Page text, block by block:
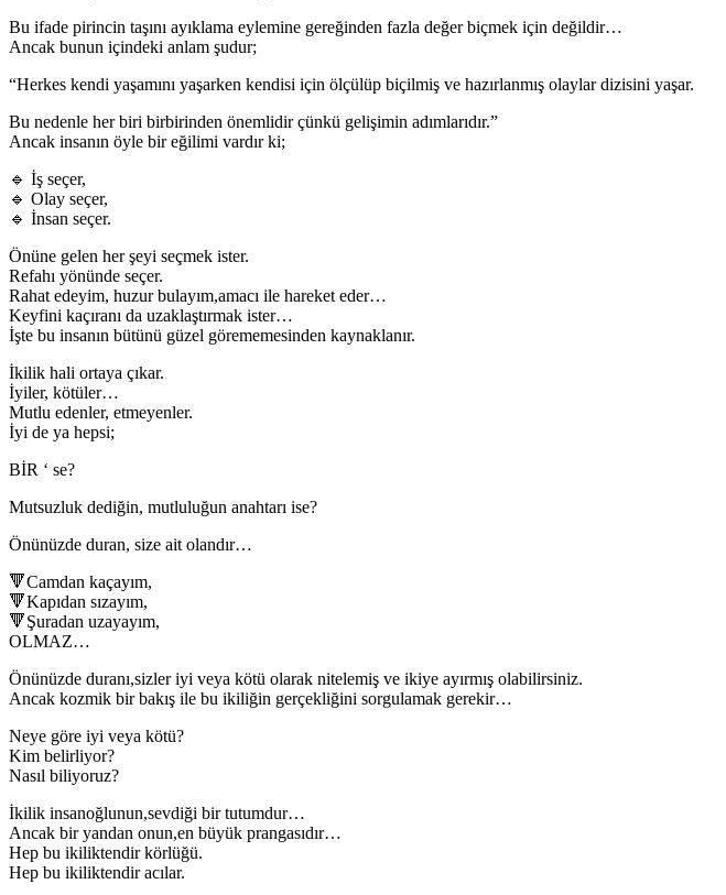
Bu ifade pirincin taşını ayıklama eylemine gereğinden fazla değer biçmek için değildir…
Ancak bunun içindeki anlam şudur;
“Herkes kendi yaşamını yaşarken kendisi için ölçülüp biçilmiş ve hazırlanmış olaylar dizisini yaşar.
Bu nedenle her biri birbirinden önemlidir çünkü gelişimin adımlarıdır.”
Ancak insanın öyle bir eğilimi vardır ki;
🔹 İş seçer,
🔹 Olay seçer,
🔹 İnsan seçer.
Önüne gelen her şeyi seçmek ister.
Refahı yönünde seçer.
Rahat edeyim, huzur bulayım,amacı ile hareket eder…
Keyfini kaçıranı da uzaklaştırmak ister…
İşte bu insanın bütünü güzel görememesinden kaynaklanır.
İkilik hali ortaya çıkar.
İyiler, kötüler…
Mutlu edenler, etmeyenler.
İyi de ya hepsi;
BİR ‘ se?
Mutsuzluk dediğin, mutluluğun anahtarı ise?
Önünüzde duran, size ait olandır…
🔻Camdan kaçayım,
🔻Kapıdan sızayım,
🔻Şuradan uzayayım,
OLMAZ…
Önünüzde duranı,sizler iyi veya kötü olarak nitelemiş ve ikiye ayırmış olabilirsiniz.
Ancak kozmik bir bakış ile bu ikiliğin gerçekliğini sorgulamak gerekir…
Neye göre iyi veya kötü?
Kim belirliyor?
Nasıl biliyoruz?
İkilik insanoğlunun,sevdiği bir tutumdur…
Ancak bir yandan onun,en büyük prangasıdır…
Hep bu ikiliktendir körlüğü.
Hep bu ikiliktendir acılar.